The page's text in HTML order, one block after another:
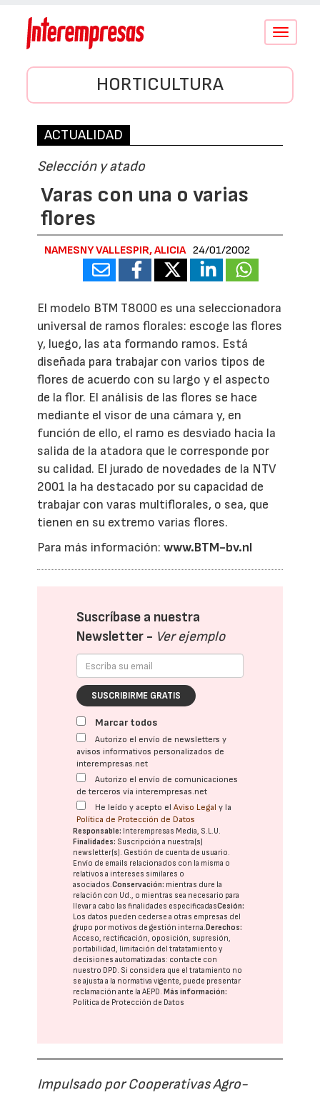
Conmutar
HORTICULTURA
ACTUALIDAD
Selección y atado
Varas con una o varias
flores
NAMESNY VALLESPIR, ALICIA 24/01/2002
El modelo BTM T8000 es una seleccionadora
universal de ramos florales: escoge las flores
y, luego, las ata formando ramos. Está
diseñada para trabajar con varios tipos de
flores de acuerdo con su largo y el aspecto
de la flor. El análisis de las flores se hace
mediante el visor de una cámara y, en
función de ello, el ramo es desviado hacia la
salida de la atadora que le corresponde por
su calidad. El jurado de novedades de la NTV
2001 la ha destacado por su capacidad de
trabajar con varas multiflorales, o sea, que
tienen en su extremo varias flores.
Para más información:www.BTM-bv.nl
Suscríbase a nuestra
Newsletter - Ver ejemplo
SUSCRIBIRME GRATIS
Marcar todos
Autorizo el envío de newsletters y
avisos informativos personalizados de
interempresas.net
Autorizo el envío de comunicaciones
de terceros vía interempresas.net
He leído y acepto elAviso Legal y la
Política de Protección de Datos
Responsable: Interempresas Media, S.L.U.
Finalidades: Suscripción a nuestra(s)
newsletter(s). Gestión de cuenta de usuario.
Envío de emails relacionados con la misma o
relativos a intereses similares o
asociados.Conservación: mientras dure la
relación con Ud., o mientras sea necesario para
llevar a cabo las finalidades especificadasCesión:
Los datos pueden cederse a otras empresas del
grupo por motivos de gestión interna. Derechos:
Acceso, rectificación, oposición, supresión,
portabilidad, limitación del tratatamiento y
decisiones automatizadas: contacte con
nuestro DPD. Si considera que el tratamiento no
se ajusta a la normativa vigente, puede presentar
reclamación ante laAEPD. Más información:
Política de Protección de Datos
Impulsado por Cooperativas Agro-